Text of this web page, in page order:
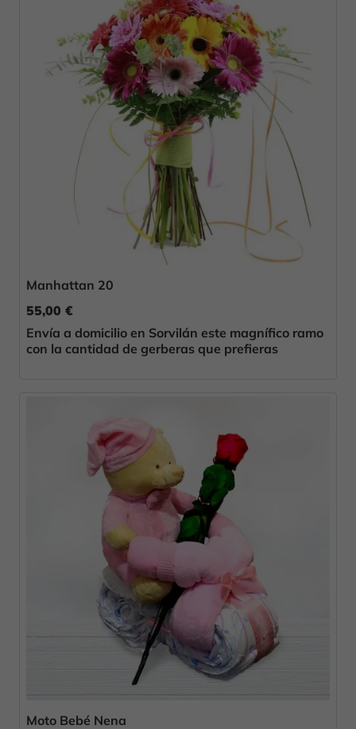
Manhattan 20
55,00 €
Envía a domicilio en Sorvilán este magnífico ramo
con la cantidad de gerberas que prefieras
Moto Bebé Nena